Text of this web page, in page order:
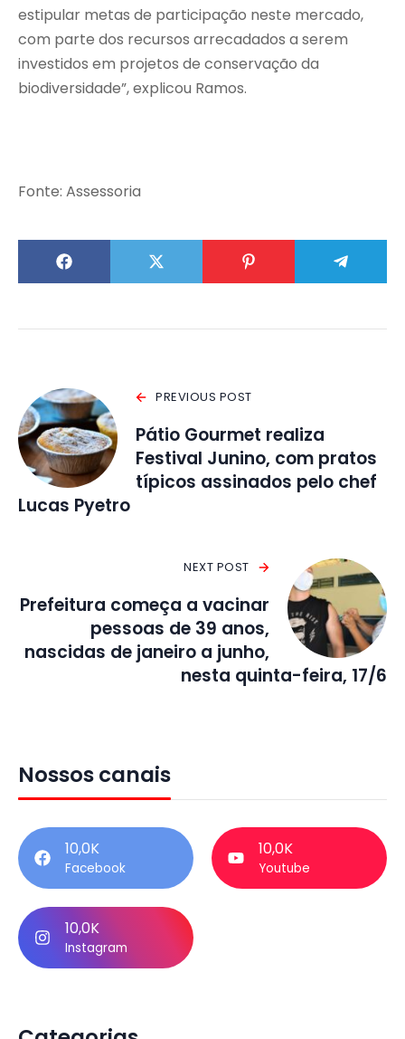
estipular metas de participação neste mercado,
com parte dos recursos arrecadados a serem
investidos em projetos de conservação da
biodiversidade”, explicou Ramos.
Fonte: Assessoria
PREVIOUS POST
Pátio Gourmet realiza
Festival Junino, com pratos
típicos assinados pelo chef
Lucas Pyetro
NEXT POST
Prefeitura começa a vacinar
pessoas de 39 anos,
nascidas de janeiro a junho,
nesta quinta-feira, 17/6
Nossos canais
10,0K
Facebook
10,0K
Youtube
10,0K
Instagram